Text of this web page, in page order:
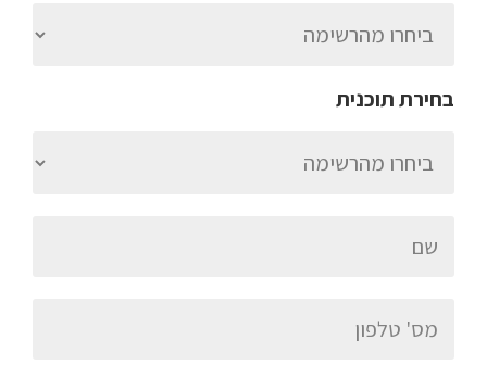
בחירת תוכנית